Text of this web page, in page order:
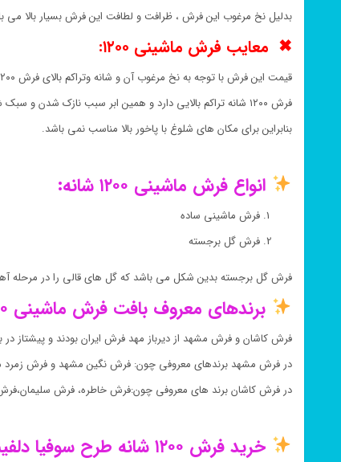
بدلیل نخ مرغوب این فرش ، ظرافت و لطافت این فرش بسیار بالا می
✖ معایب فرش ماشینی ۱۲۰۰:
قیمت این فرش با توجه به نخ مرغوب آن و شانه وتراکم بالای فرش ۱۲۰۰ به نسبت بالاتر از سایر فرش ها می باشد.
فرش ۱۲۰۰ شانه تراکم بالایی دارد و همین ابر سبب نازک شدن و سبک شدن این فرش می باشد
بنابراین برای مکان های شلوغ با پاخور بالا مناسب نمی باشد.
انواع فرش ماشینی ۱۲۰۰ شانه:
فرش ماشینی ساده
فرش گل برجسته
فرش گل برجسته بدین شکل می باشد که گل های قالی را در مرحله
برندهای معروف بافت فرش ماشینی ۱۲۰۰ شانه:
فرش کاشان و فرش مشهد از دیرباز مهد فرش ایران بودند و پیشتاز
در فرش مشهد برندهای معروفی چون: فرش نگین مشهد و فرش زمرد
در فرش کاشان برند های معروفی چون:فرش خاطره، فرش
خرید فرش ۱۲۰۰ شانه طرح سوفیا دلفینی: